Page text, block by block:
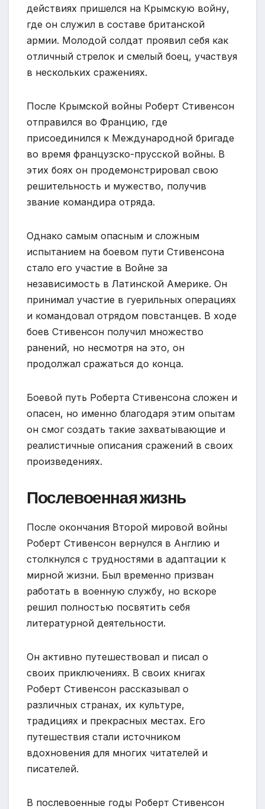
действиях пришелся на Крымскую войну,
где он служил в составе британской
армии. Молодой солдат проявил себя как
отличный стрелок и смелый боец, участвуя
в нескольких сражениях.
После Крымской войны Роберт Стивенсон
отправился во Францию, где
присоединился к Международной бригаде
во время французско-прусской войны. В
этих боях он продемонстрировал свою
решительность и мужество, получив
звание командира отряда.
Однако самым опасным и сложным
испытанием на боевом пути Стивенсона
стало его участие в Войне за
независимость в Латинской Америке. Он
принимал участие в гуерильных операциях
и командовал отрядом повстанцев. В ходе
боев Стивенсон получил множество
ранений, но несмотря на это, он
продолжал сражаться до конца.
Боевой путь Роберта Стивенсона сложен и
опасен, но именно благодаря этим опытам
он смог создать такие захватывающие и
реалистичные описания сражений в своих
произведениях.
Послевоенная жизнь
После окончания Второй мировой войны
Роберт Стивенсон вернулся в Англию и
столкнулся с трудностями в адаптации к
мирной жизни. Был временно призван
работать в военную службу, но вскоре
решил полностью посвятить себя
литературной деятельности.
Он активно путешествовал и писал о
своих приключениях. В своих книгах
Роберт Стивенсон рассказывал о
различных странах, их культуре,
традициях и прекрасных местах. Его
путешествия стали источником
вдохновения для многих читателей и
писателей.
В послевоенные годы Роберт Стивенсон